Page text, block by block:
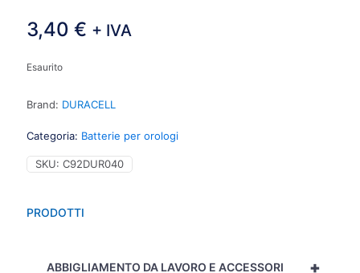
PRODOTTI
+
ABBIGLIAMENTO DA LAVORO E ACCESSORI
3,40 € + IVA
Esaurito
Brand: DURACELL
Categoria: Batterie per orologi
SKU: C92DUR040